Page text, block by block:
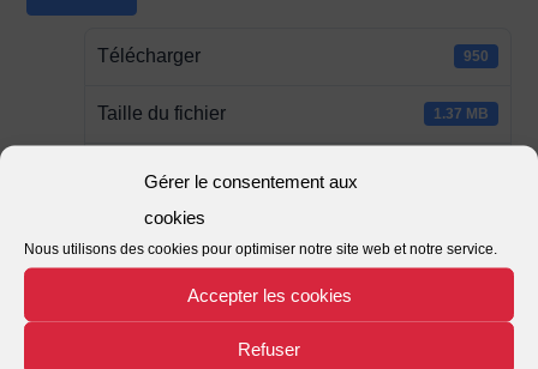
Gérer le consentement aux
cookies
Nous utilisons des cookies pour optimiser notre site web et notre service.
Accepter les cookies
Refuser
Télécharger 950
Taille du fichier 1.37 MB
Nombre de fichiers
Date de création
Dernière mise à jour